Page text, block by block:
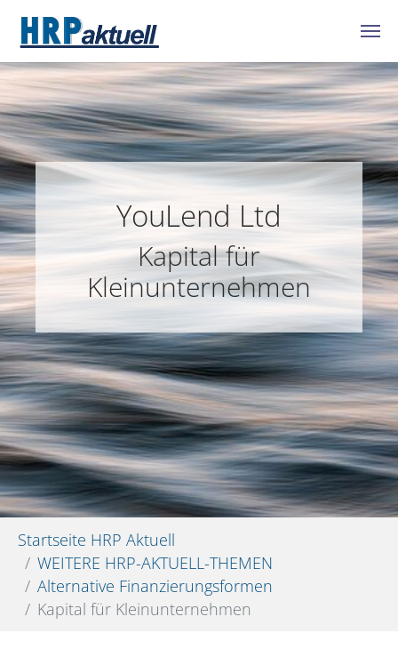
Zum Hauptinhalt springen
YouLend Ltd
Kapital für
Kleinunternehmen
Sie sind hier:
Startseite HRP Aktuell
WEITERE HRP-AKTUELL-THEMEN
Alternative Finanzierungsformen
Kapital für Kleinunternehmen